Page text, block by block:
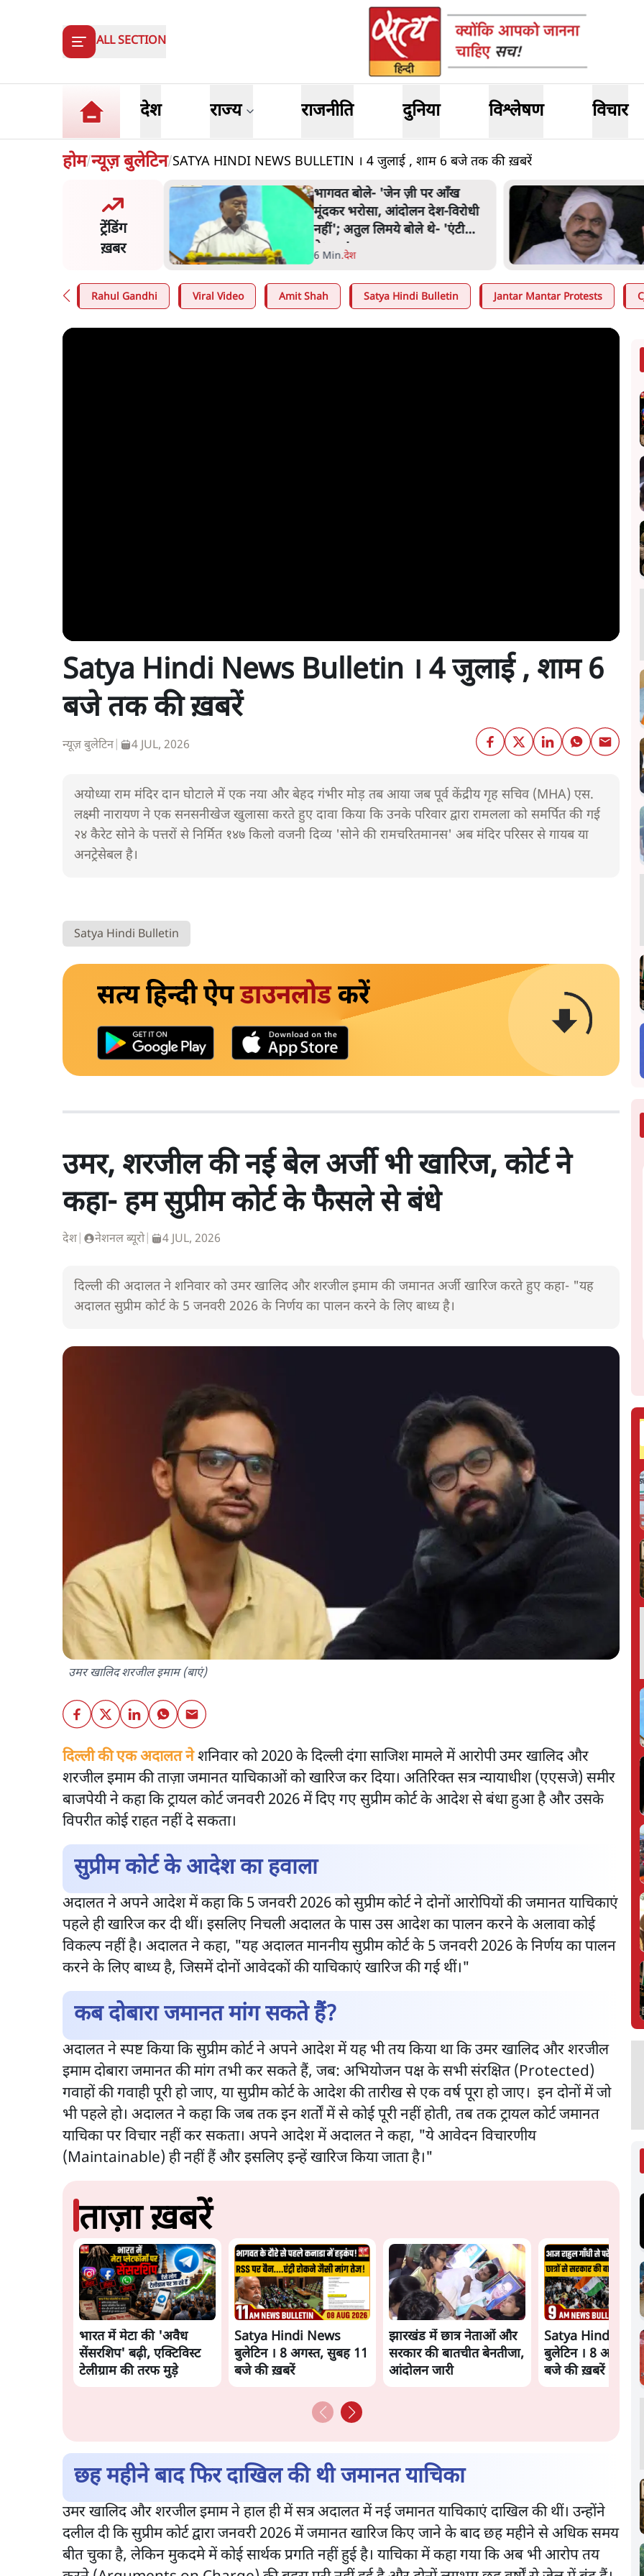
ALL SECTION
देश राज्य राजनीति दुनिया विश्लेषण विचार
होम/न्यूज़ बुलेटिन/SATYA HINDI NEWS BULLETIN । 4 जुलाई , शाम 6 बजे तक की ख़बरें
ट्रेंडिंग
ख़बर
राष्ट्र के चरित्र की मरम्मत
भागवत बोले- 'जेन ज़ी पर आँख
मूंदकर भरोसा, आंदोलन देश-विरोधी
नहीं'; अतुल लिमये बोले थे- 'एंटी
नेशनल'
6 Min.देश
Rahul Gandhi Viral Video Amit Shah Satya Hindi Bulletin Jantar Mantar Protests
Satya Hindi News Bulletin । 4 जुलाई , शाम 6
बजे तक की ख़बरें
न्यूज़ बुलेटिन| 4 JUL, 2026
अयोध्या राम मंदिर दान घोटाले में एक नया और बेहद गंभीर मोड़ तब आया जब पूर्व केंद्रीय गृह सचिव (MHA) एस.
लक्ष्मी नारायण ने एक सनसनीखेज खुलासा करते हुए दावा किया कि उनके परिवार द्वारा रामलला को समर्पित की गई
२४ कैरेट सोने के पत्तरों से निर्मित १४७ किलो वजनी दिव्य 'सोने की रामचरितमानस' अब मंदिर परिसर से गायब या
अनट्रेसेबल है।
Satya Hindi Bulletin
सत्य हिन्दी ऐपडाउनलोडकरें
उमर, शरजील की नई बेल अर्जी भी खारिज, कोर्ट ने
कहा- हम सुप्रीम कोर्ट के फैसले से बंधे
देश नेशनल ब्यूरो| 4 JUL, 2026
दिल्ली की अदालत ने शनिवार को उमर खालिद और शरजील इमाम की जमानत अर्जी खारिज करते हुए कहा- "यह
अदालत सुप्रीम कोर्ट के 5 जनवरी 2026 के निर्णय का पालन करने के लिए बाध्य है।
उमर खालिद शरजील इमाम (बाएं)
दिल्ली की एक अदालत नेशनिवार को 2020 के दिल्ली दंगा साजिश मामले में आरोपी उमर खालिद और
शरजील इमाम की ताज़ा जमानत याचिकाओं को खारिज कर दिया। अतिरिक्त सत्र न्यायाधीश (एएसजे) समीर
बाजपेयी ने कहा कि ट्रायल कोर्ट जनवरी 2026 में दिए गए सुप्रीम कोर्ट के आदेश से बंधा हुआ है और उसके
विपरीत कोई राहत नहीं दे सकता।
सुप्रीम कोर्ट के आदेश का हवाला
अदालत ने अपने आदेश में कहा कि 5 जनवरी 2026 को सुप्रीम कोर्ट ने दोनों आरोपियों की जमानत याचिकाएं
पहले ही खारिज कर दी थीं। इसलिए निचली अदालत के पास उस आदेश का पालन करने के अलावा कोई
विकल्प नहीं है। अदालत ने कहा, "यह अदालत माननीय सुप्रीम कोर्ट के 5 जनवरी 2026 के निर्णय का पालन
करने के लिए बाध्य है, जिसमें दोनों आवेदकों की याचिकाएं खारिज की गई थीं।"
कब दोबारा जमानत मांग सकते हैं?
अदालत ने स्पष्ट किया कि सुप्रीम कोर्ट ने अपने आदेश में यह भी तय किया था कि उमर खालिद और शरजील
इमाम दोबारा जमानत की मांग तभी कर सकते हैं, जब: अभियोजन पक्ष के सभी संरक्षित (Protected)
गवाहों की गवाही पूरी हो जाए, या सुप्रीम कोर्ट के आदेश की तारीख से एक वर्ष पूरा हो जाए। इन दोनों में जो
भी पहले हो। अदालत ने कहा कि जब तक इन शर्तों में से कोई पूरी नहीं होती, तब तक ट्रायल कोर्ट जमानत
याचिका पर विचार नहीं कर सकता। अपने आदेश में अदालत ने कहा, "ये आवेदन विचारणीय
(Maintainable) ही नहीं हैं और इसलिए इन्हें खारिज किया जाता है।"
ताज़ा ख़बरें
भारत में मेटा की 'अवैध
सेंसरशिप' बढ़ी, एक्टिविस्ट
टेलीग्राम की तरफ मुड़े
Satya Hindi News
बुलेटिन । 8 अगस्त, सुबह 11
बजे की ख़बरें
झारखंड में छात्र नेताओं और
सरकार की बातचीत बेनतीजा,
आंदोलन जारी
Satya Hindi
बुलेटिन । 8 अगस्त,
बजे की ख़बरें
छह महीने बाद फिर दाखिल की थी जमानत याचिका
उमर खालिद और शरजील इमाम ने हाल ही में सत्र अदालत में नई जमानत याचिकाएं दाखिल की थीं। उन्होंने
दलील दी कि सुप्रीम कोर्ट द्वारा जनवरी 2026 में जमानत खारिज किए जाने के बाद छह महीने से अधिक समय
बीत चुका है, लेकिन मुकदमे में कोई सार्थक प्रगति नहीं हुई है। याचिका में कहा गया कि अब भी आरोप तय